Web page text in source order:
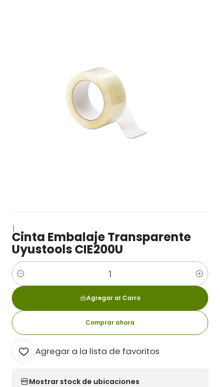
|
Cinta Embalaje Transparente
Uyustools CIE200U
Cantidad
Agregar al Carro
Comprar ahora
Agregar a la lista de favoritos
Mostrar stock de ubicaciones